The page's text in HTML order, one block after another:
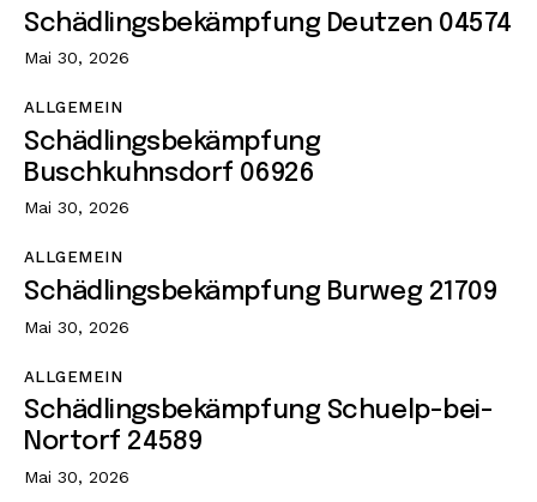
Schädlingsbekämpfung Deutzen 04574
Mai 30, 2026
ALLGEMEIN
Schädlingsbekämpfung
Buschkuhnsdorf 06926
Mai 30, 2026
ALLGEMEIN
Schädlingsbekämpfung Burweg 21709
Mai 30, 2026
ALLGEMEIN
Schädlingsbekämpfung Schuelp-bei-
Nortorf 24589
Mai 30, 2026